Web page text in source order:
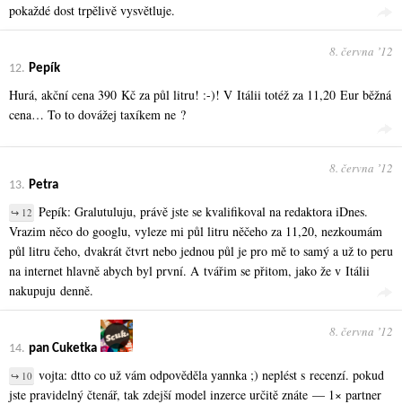
pokaždé dost trpělivě vysvětluje.
12. Pepík
8. června ʼ12
Hurá, akční cena 390 Kč za půl litru! :-)! V Itálii totéž za 11,20 Eur běžná
cena… To to dovážej taxíkem ne ?
13. Petra
8. června ʼ12
↪ 12 Pepík: Gralutuluju, právě jste se kvalifikoval na redaktora iDnes.
Vrazim něco do googlu, vyleze mi půl litru něčeho za 11,20, nezkoumám
půl litru čeho, dvakrát čtvrt nebo jednou půl je pro mě to samý a už to peru
na internet hlavně abych byl první. A tvářim se přitom, jako že v Itálii
nakupuju denně.
14. pan Cuketka
8. června ʼ12
↪ 10 vojta: dtto co už vám odpověděla yannka ;) neplést s recenzí. pokud
jste pravidelný čtenář, tak zdejší model inzerce určitě znáte — 1× partner